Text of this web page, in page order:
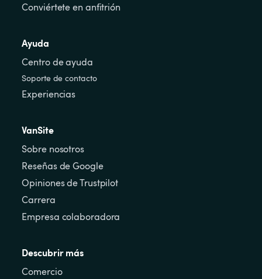
Conviértete en anfitrión
Ayuda
Centro de ayuda
Soporte de contacto
Experiencias
VanSite
Sobre nosotros
Reseñas de Google
Opiniones de Trustpilot
Carrera
Empresa colaboradora
Descubrir más
Comercio